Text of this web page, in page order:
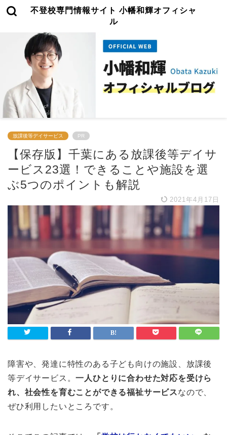
不登校専門情報サイト 小幡和輝オフィシャ
ル
放課後等デイサービス PR
【保存版】千葉にある放課後等デイサ
ービス23選！できることや施設を選
ぶ5つのポイントも解説
2021年4月17日
障害や、発達に特性のある子ども向けの施設、放課後
等デイサービス。一人ひとりに合わせた対応を受けら
れ、社会性を育むことができる福祉サービスなので、
ぜひ利用したいところです。